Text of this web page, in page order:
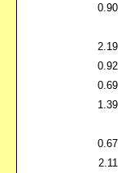
0.90
2.19
0.92
0.69
1.39
0.67
2.11